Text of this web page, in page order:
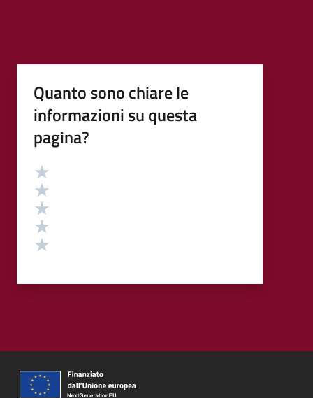
Quanto sono chiare le
informazioni su questa
pagina?
Valutazione